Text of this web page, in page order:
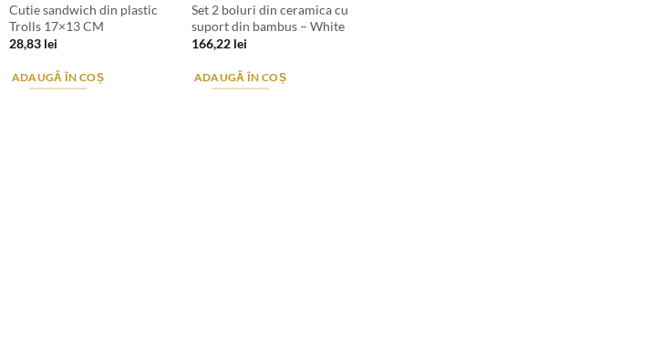
Cutie sandwich din plastic
Trolls 17×13 CM
28,83 lei
ADAUGĂ ÎN COȘ
Set 2 boluri din ceramica cu
suport din bambus – White
166,22 lei
ADAUGĂ ÎN COȘ